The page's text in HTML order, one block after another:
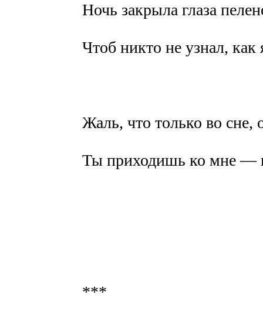
Ночь закрыла глаза
Чтоб никто не узнал,
Жаль, что только во сне,
Ты приходишь ко мне —
***